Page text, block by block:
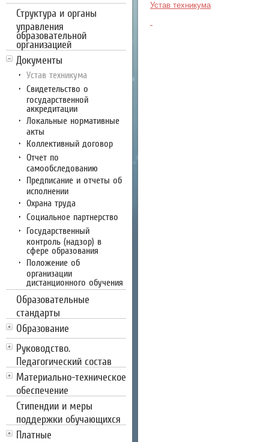
Структура и органы
управления
образовательной
организацией
Документы
Устав техникума
Свидетельство о
государственной
аккредитации
Локальные нормативные
акты
Коллективный договор
Отчет по
самообследованию
Предписание и отчеты об
исполнении
Охрана труда
Социальное партнерство
Государственный
контроль (надзор) в
сфере образования
Положение об
организации
дистанционного обучения
Образовательные
стандарты
Образование
Руководство.
Педагогический состав
Материально-техническое
обеспечение
Стипендии и меры
поддержки обучающихся
Платные
Устав техникума